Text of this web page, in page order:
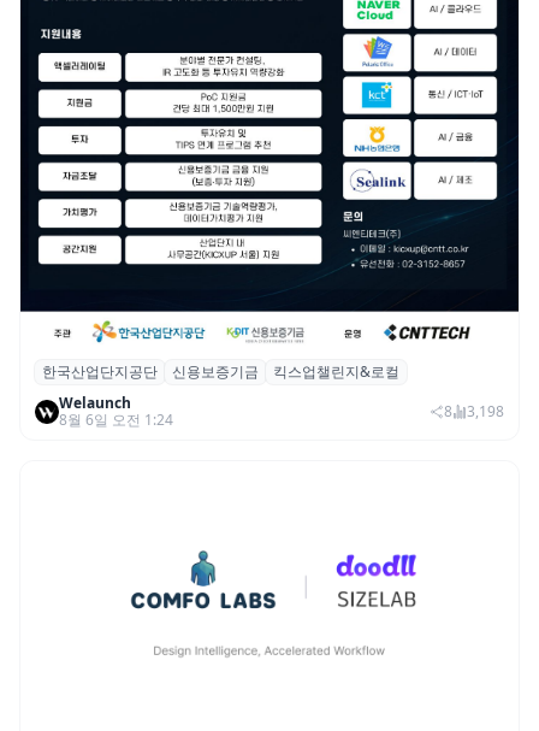
산단공·신보, 2026 ‘킥스업 챌린지&로컬’ 참
여 스타트업 모집
한국산업단지공단 신용보증기금
킥스업챌린지&로컬
Welaunch
8월 6일 오전 1:24
8 3,198